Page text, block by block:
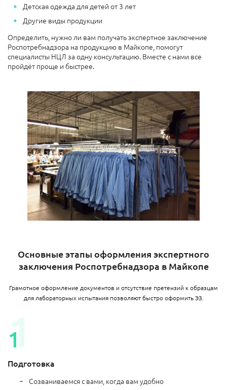
Детская одежда для детей от 3 лет
Другие виды продукции
Определить, нужно ли вам получать экспертное заключение
Роспотребнадзора на продукцию в Майкопе, помогут
специалисты НЦЛ за одну консультацию. Вместе с нами все
пройдёт проще и быстрее.
Основные этапы оформления экспертного
заключения Роспотребнадзора в Майкопе
Грамотное оформление документов и отсутствие претензий к образцам
для лабораторных испытания позволяют быстро оформить ЭЗ.
Подготовка
Созваниваемся с вами, когда вам удобно